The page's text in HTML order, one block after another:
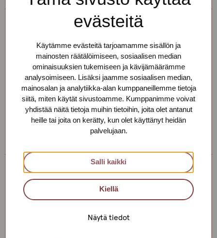
evästeitä
Käytämme evästeitä tarjoamamme sisällön ja
mainosten räätälöimiseen, sosiaalisen median
ominaisuuksien tukemiseen ja kävijämäärämme
analysoimiseen. Lisäksi jaamme sosiaalisen median,
mainosalan ja analytiikka-alan kumppaneillemme tietoja
siitä, miten käytät sivustoamme. Kumppanimme voivat
yhdistää näitä tietoja muihin tietoihin, joita olet antanut
heille tai joita on kerätty, kun olet käyttänyt heidän
palvelujaan.
Salli kaikki
Kiellä
Näytä tiedot
Toimipiste: Helsinki
Kehittämiskoordinaattori, sairaanhoitaja,
työnohjaaja
+358 40 725 0791
erja.aalto(at)protukipiste.fi
kieli
finnish
kieli
english
Taina Holappa
Toimipiste: Helsinki